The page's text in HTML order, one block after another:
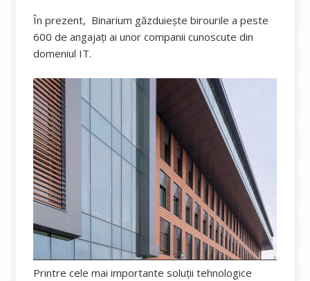
În prezent, Binarium găzduiește birourile a peste
600 de angajați ai unor companii cunoscute din
domeniul IT.
Printre cele mai importante soluții tehnologice